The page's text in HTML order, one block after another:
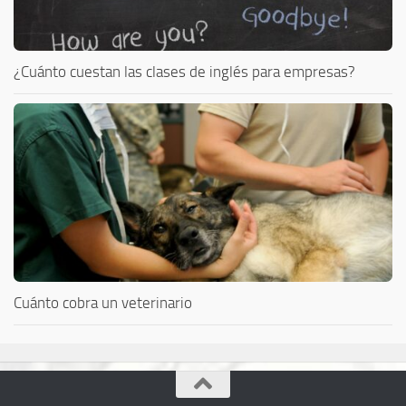
¿Cuánto cuestan las clases de inglés para empresas?
Cuánto cobra un veterinario